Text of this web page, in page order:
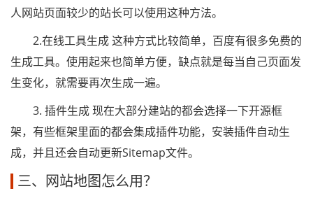
人网站页面较少的站长可以使用这种方法。
2.在线工具生成 这种方式比较简单，百度有很多免费的
生成工具。使用起来也简单方便，缺点就是每当自己页面发
生变化，就需要再次生成一遍。
3. 插件生成 现在大部分建站的都会选择一下开源框
架，有些框架里面的都会集成插件功能，安装插件自动生
成，并且还会自动更新Sitemap文件。
三、网站地图怎么用？